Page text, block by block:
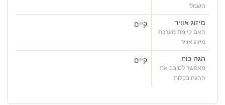
חשמלי
מיזוג אוויר
האם קיימת מערכת
מיזוג אוויר
קיים
הגה כוח
מאפשר לסובב את
ההגה בקלות
קיים